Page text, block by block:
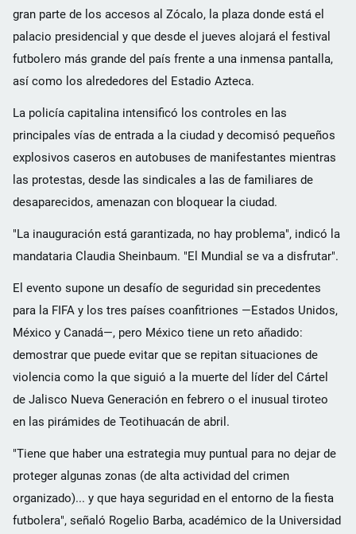
gran parte de los accesos al Zócalo, la plaza donde está el
palacio presidencial y que desde el jueves alojará el festival
futbolero más grande del país frente a una inmensa pantalla,
así como los alrededores del Estadio Azteca.
La policía capitalina intensificó los controles en las
principales vías de entrada a la ciudad y decomisó pequeños
explosivos caseros en autobuses de manifestantes mientras
las protestas, desde las sindicales a las de familiares de
desaparecidos, amenazan con bloquear la ciudad.
"La inauguración está garantizada, no hay problema", indicó la
mandataria Claudia Sheinbaum. "El Mundial se va a disfrutar".
El evento supone un desafío de seguridad sin precedentes
para la FIFA y los tres países coanfitriones —Estados Unidos,
México y Canadá—, pero México tiene un reto añadido:
demostrar que puede evitar que se repitan situaciones de
violencia como la que siguió a la muerte del líder del Cártel
de Jalisco Nueva Generación en febrero o el inusual tiroteo
en las pirámides de Teotihuacán de abril.
"Tiene que haber una estrategia muy puntual para no dejar de
proteger algunas zonas (de alta actividad del crimen
organizado)... y que haya seguridad en el entorno de la fiesta
futbolera", señaló Rogelio Barba, académico de la Universidad